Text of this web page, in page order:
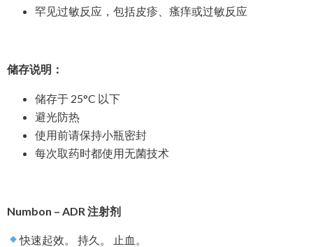
罕见过敏反应，包括皮疹、瘙痒或过敏反应
储存说明：
储存于 25°C 以下
避光防热
使用前请保持小瓶密封
每次取药时都使用无菌技术
Numbon – ADR 注射剂
快速起效。 持久。 止血。